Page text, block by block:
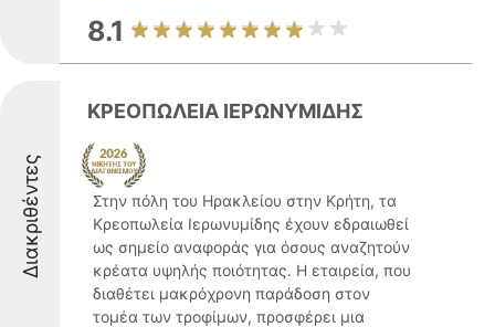
8.1
Διακριθέντες
ΚΡΕΟΠΩΛΕΙΑ ΙΕΡΩΝΥΜΙΔΗΣ
Στην πόλη του Ηρακλείου στην Κρήτη, τα
Κρεοπωλεία Ιερωνυμίδης έχουν εδραιωθεί
ως σημείο αναφοράς για όσους αναζητούν
κρέατα υψηλής ποιότητας. Η εταιρεία, που
διαθέτει μακρόχρονη παράδοση στον
τομέα των τροφίμων, προσφέρει μια